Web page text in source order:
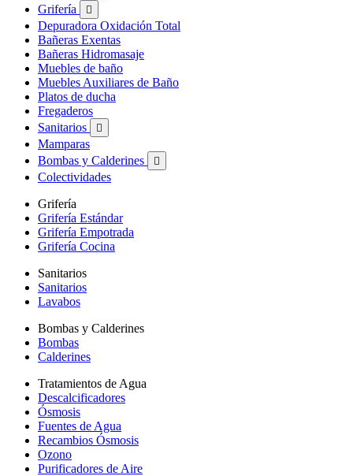
Grifería

Depuradora Oxidación Total
Bañeras Exentas
Bañeras Hidromasaje
Muebles de baño
Muebles Auxiliares de Baño
Platos de ducha
Fregaderos
Sanitarios

Mamparas
Bombas y Calderines

Colectividades
Grifería
Grifería Estándar
Grifería Empotrada
Grifería Cocina
Sanitarios
Sanitarios
Lavabos
Bombas y Calderines
Bombas
Calderines
Tratamientos de Agua
Descalcificadores
Ósmosis
Fuentes de Agua
Recambios Ósmosis
Ozono
Purificadores de Aire